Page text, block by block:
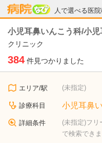
人で選べる医
病院なび
小児耳鼻いんこう科/小
クリニック
384 件見つかりました
エリア/駅 (未指定)
診療科目 小児耳鼻
詳細条件
(未指定)フ
で検索でき